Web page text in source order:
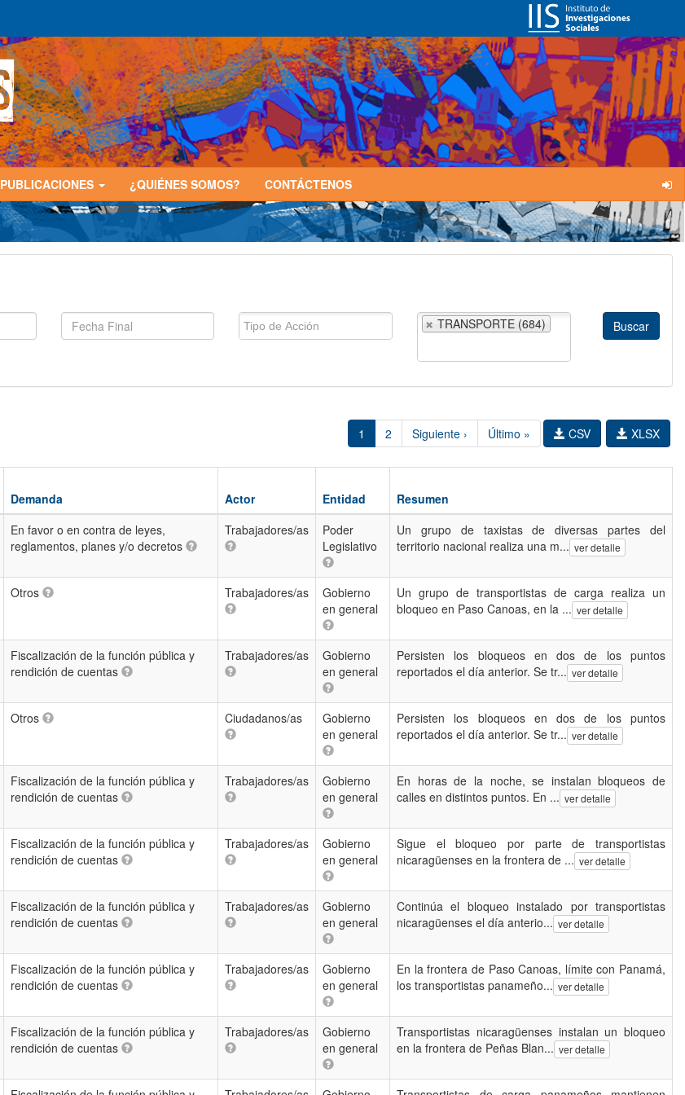
PUBLICACIONES ¿QUIÉNES SOMOS? CONTÁCTENOS
TRANSPORTE (684)
1 2 Siguiente › Último » XLSX
CSV
Demanda Actor Entidad
Resumen
En favor o en contra de leyes,
reglamentos, planes y/o decretos
Trabajadores/as
Poder
Legislativo
Un grupo de taxistas de diversas partes del
territorio nacional realiza una m... ver detalle
Otros Trabajadores/as
Gobierno
en general
Un grupo de transportistas de carga realiza un
bloqueo en Paso Canoas, en la ... ver detalle
Fiscalización de la función pública y
rendición de cuentas
Trabajadores/as
Gobierno
en general
Persisten los bloqueos en dos de los puntos
reportados el día anterior. Se tr... ver detalle
Otros Ciudadanos/as
Gobierno
en general
Persisten los bloqueos en dos de los puntos
reportados el día anterior. Se tr... ver detalle
Fiscalización de la función pública y
rendición de cuentas
Trabajadores/as
Gobierno
en general
En horas de la noche, se instalan bloqueos de
calles en distintos puntos. En ... ver detalle
Fiscalización de la función pública y
rendición de cuentas
Trabajadores/as
Gobierno
en general
Sigue el bloqueo por parte de transportistas
nicaragüenses en la frontera de ... ver detalle
Fiscalización de la función pública y
rendición de cuentas
Trabajadores/as
Gobierno
en general
Continúa el bloqueo instalado por transportistas
nicaragüenses el día anterio... ver detalle
Fiscalización de la función pública y
rendición de cuentas
Trabajadores/as
Gobierno
en general
En la frontera de Paso Canoas, límite con Panamá,
los transportistas panameño... ver detalle
Fiscalización de la función pública y
rendición de cuentas
Trabajadores/as
Gobierno
en general
Transportistas nicaragüenses instalan un bloqueo
en la frontera de Peñas Blan... ver detalle